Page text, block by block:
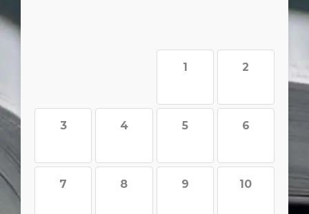
1 2
3 4 5 6
7 8 9 10